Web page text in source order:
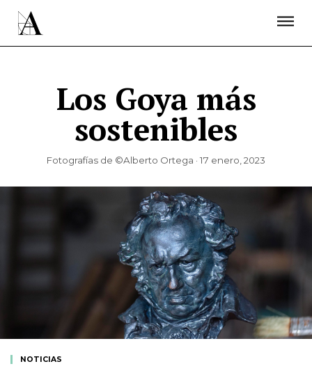
Los Goya más
sostenibles
Fotografías de ©Alberto Ortega · 17 enero, 2023
NOTICIAS
ÚNETE A LA ACADEMIA DE CINE
PRENSA
NEWSLETTER